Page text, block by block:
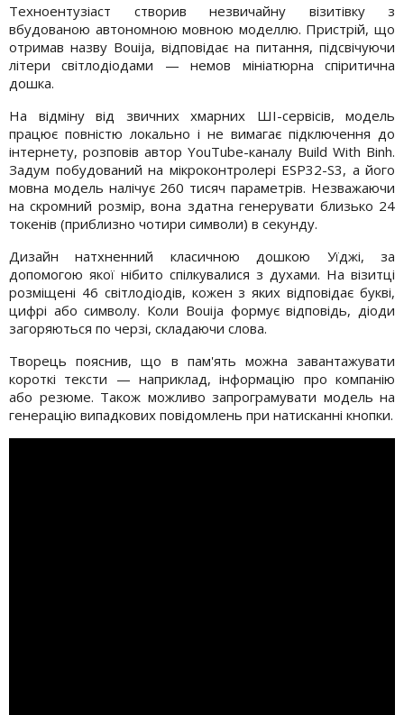
Техноентузіаст створив незвичайну візитівку з
вбудованою автономною мовною моделлю. Пристрій, що
отримав назву Bouija, відповідає на питання, підсвічуючи
літери світлодіодами — немов мініатюрна спіритична
дошка.
На відміну від звичних хмарних ШІ-сервісів, модель
працює повністю локально і не вимагає підключення до
інтернету, розповів автор YouTube-каналу Build With Binh.
Задум побудований на мікроконтролері ESP32-S3, а його
мовна модель налічує 260 тисяч параметрів. Незважаючи
на скромний розмір, вона здатна генерувати близько 24
токенів (приблизно чотири символи) в секунду.
Дизайн натхненний класичною дошкою Уїджі, за
допомогою якої нібито спілкувалися з духами. На візитці
розміщені 46 світлодіодів, кожен з яких відповідає букві,
цифрі або символу. Коли Bouija формує відповідь, діоди
загоряються по черзі, складаючи слова.
Творець пояснив, що в пам'ять можна завантажувати
короткі тексти — наприклад, інформацію про компанію
або резюме. Також можливо запрограмувати модель на
генерацію випадкових повідомлень при натисканні кнопки.